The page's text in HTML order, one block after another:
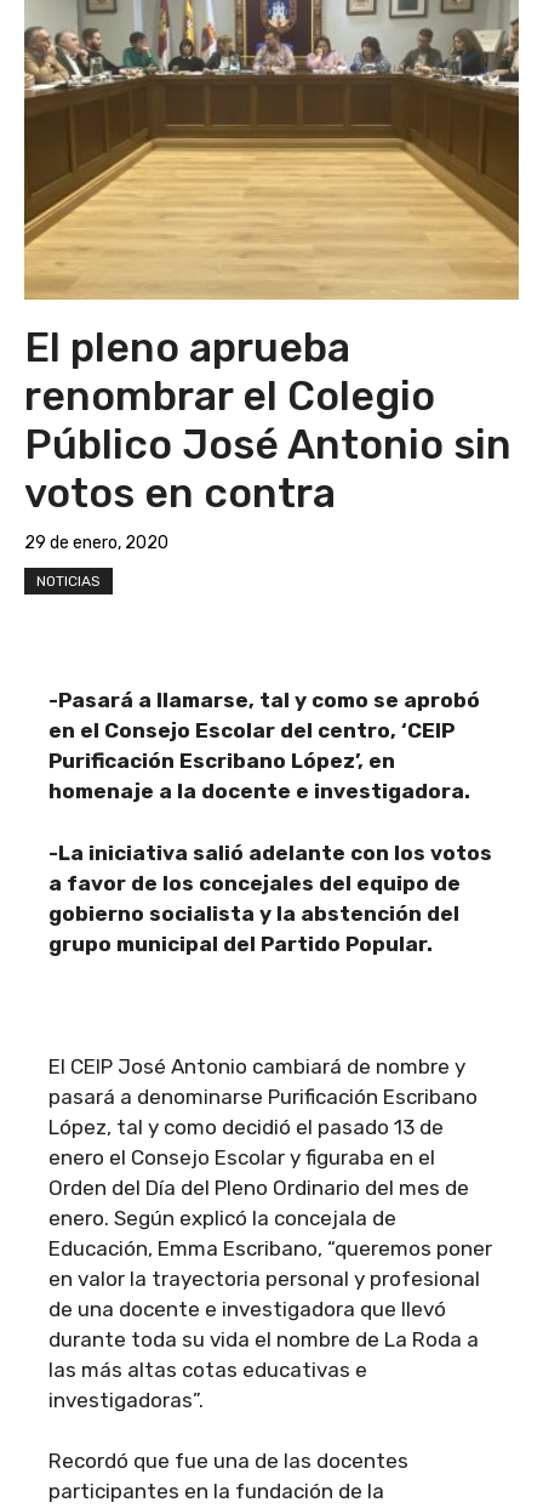
El pleno aprueba
renombrar el Colegio
Público José Antonio sin
votos en contra
29 de enero, 2020
NOTICIAS
-Pasará a llamarse, tal y como se aprobó
en el Consejo Escolar del centro, ‘CEIP
Purificación Escribano López’, en
homenaje a la docente e investigadora.
-La iniciativa salió adelante con los votos
a favor de los concejales del equipo de
gobierno socialista y la abstención del
grupo municipal del Partido Popular.
El CEIP José Antonio cambiará de nombre y
pasará a denominarse Purificación Escribano
López, tal y como decidió el pasado 13 de
enero el Consejo Escolar y figuraba en el
Orden del Día del Pleno Ordinario del mes de
enero. Según explicó la concejala de
Educación, Emma Escribano, “queremos poner
en valor la trayectoria personal y profesional
de una docente e investigadora que llevó
durante toda su vida el nombre de La Roda a
las más altas cotas educativas e
investigadoras”.
Recordó que fue una de las docentes
participantes en la fundación de la